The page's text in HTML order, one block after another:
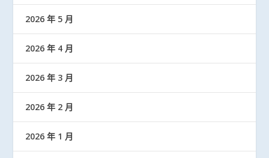
2026 年 5 月
2026 年 4 月
2026 年 3 月
2026 年 2 月
2026 年 1 月